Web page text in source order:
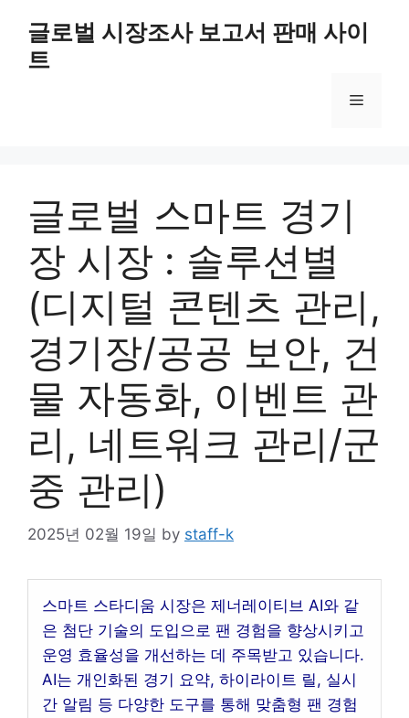
content
글로벌 시장조사 보고서 판매 사이
트
Menu
글로벌 스마트 경기
장 시장 : 솔루션별
(디지털 콘텐츠 관리,
경기장/공공 보안, 건
물 자동화, 이벤트 관
리, 네트워크 관리/군
중 관리)
2025년 02월 19일 by staff-k
스마트 스타디움 시장은 제너레이티브 AI와 같
은 첨단 기술의 도입으로 팬 경험을 향상시키고
운영 효율성을 개선하는 데 주목받고 있습니다.
AI는 개인화된 경기 요약, 하이라이트 릴, 실시
간 알림 등 다양한 도구를 통해 맞춤형 팬 경험